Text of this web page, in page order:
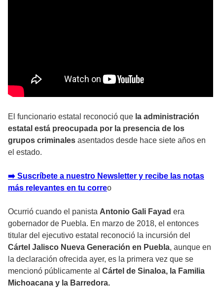
El funcionario estatal reconoció que la administración
estatal está preocupada por la presencia de los
grupos criminales asentados desde hace siete años en
el estado.
➡️ Suscríbete a nuestro Newsletter y recibe las notas
más relevantes en tu correo
Ocurrió cuando el panista Antonio Gali Fayad era
gobernador de Puebla. En marzo de 2018, el entonces
titular del ejecutivo estatal reconoció la incursión del
Cártel Jalisco Nueva Generación en Puebla, aunque en
la declaración ofrecida ayer, es la primera vez que se
mencionó públicamente al Cártel de Sinaloa, la Familia
Michoacana y la Barredora.